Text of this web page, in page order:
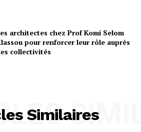
architectes chez Prof Komi Selom
pour renforcer leur rôle auprès
collectivités
Similaires